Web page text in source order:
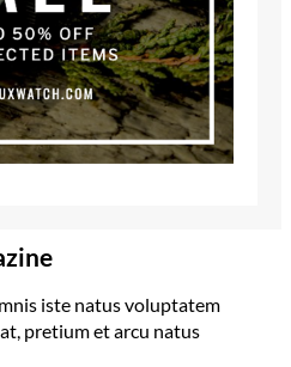
iste natus voluptatem
pretium et arcu natus